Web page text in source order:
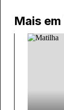
Mais em